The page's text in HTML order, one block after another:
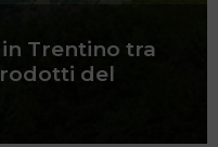
Trentino tra
del